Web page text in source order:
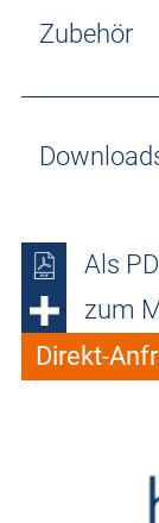
Zubehör
Als
zum
Direkt-